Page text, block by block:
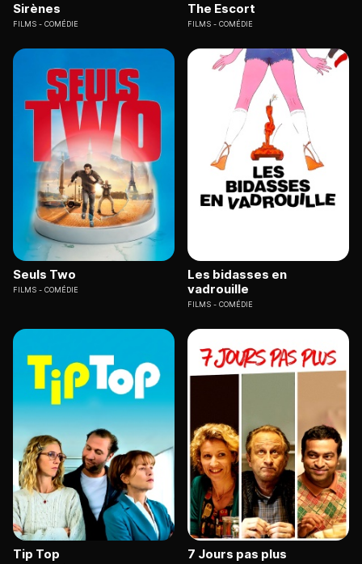
Sirènes
FILMS COMÉDIE
The Escort
FILMS COMÉDIE
Seuls Two
FILMS COMÉDIE
Les bidasses en
vadrouille
FILMS COMÉDIE
Tip Top 7 Jours pas plus